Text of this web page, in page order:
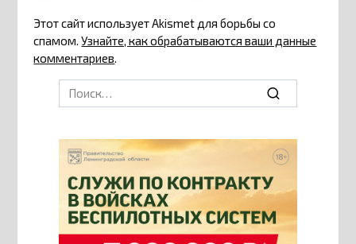
Этот сайт использует Akismet для борьбы со
спамом.Узнайте, как обрабатываются ваши данные
комментариев.
Search
for: